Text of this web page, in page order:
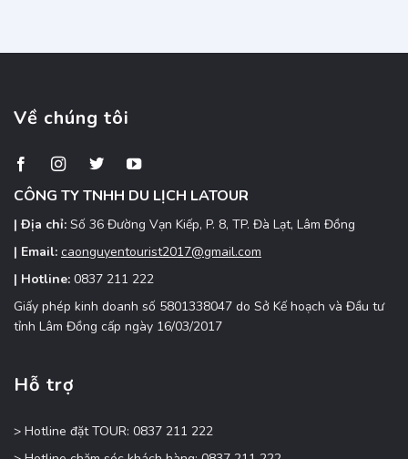
xanh
Về chúng tôi
CÔNG TY TNHH DU LỊCH LATOUR
| Địa chỉ: Số 36 Đường Vạn Kiếp, P. 8, TP. Đà Lạt, Lâm Đồng
| Email: caonguyentourist2017@gmail.com
| Hotline: 0837 211 222
Giấy phép kinh doanh số 5801338047 do Sở Kế hoạch và Đầu tư
tỉnh Lâm Đồng cấp ngày 16/03/2017
Hỗ trợ
> Hotline đặt TOUR: 0837 211 222